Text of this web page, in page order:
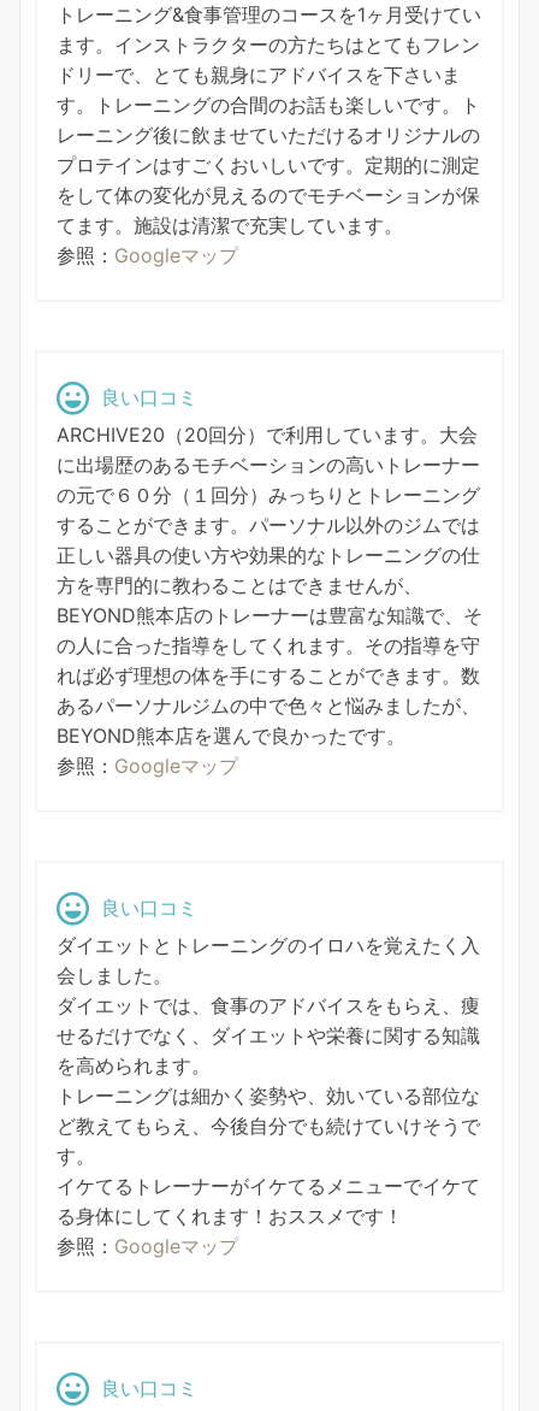
トレーニング&食事管理のコースを1ヶ月受けてい
ます。インストラクターの方たちはとてもフレン
ドリーで、とても親身にアドバイスを下さいま
す。トレーニングの合間のお話も楽しいです。ト
レーニング後に飲ませていただけるオリジナルの
プロテインはすごくおいしいです。定期的に測定
をして体の変化が見えるのでモチベーションが保
てます。施設は清潔で充実しています。
参照： Googleマップ
良い口コミ
ARCHIVE20（20回分）で利用しています。大会
に出場歴のあるモチベーションの高いトレーナー
の元で６０分（１回分）みっちりとトレーニング
することができます。パーソナル以外のジムでは
正しい器具の使い方や効果的なトレーニングの仕
方を専門的に教わることはできませんが、
BEYOND熊本店のトレーナーは豊富な知識で、そ
の人に合った指導をしてくれます。その指導を守
れば必ず理想の体を手にすることができます。数
あるパーソナルジムの中で色々と悩みましたが、
BEYOND熊本店を選んで良かったです。
参照： Googleマップ
良い口コミ
ダイエットとトレーニングのイロハを覚えたく入
会しました。
ダイエットでは、食事のアドバイスをもらえ、痩
せるだけでなく、ダイエットや栄養に関する知識
を高められます。
トレーニングは細かく姿勢や、効いている部位な
ど教えてもらえ、今後自分でも続けていけそうで
す。
イケてるトレーナーがイケてるメニューでイケて
る身体にしてくれます！おススメです！
参照： Googleマップ
良い口コミ